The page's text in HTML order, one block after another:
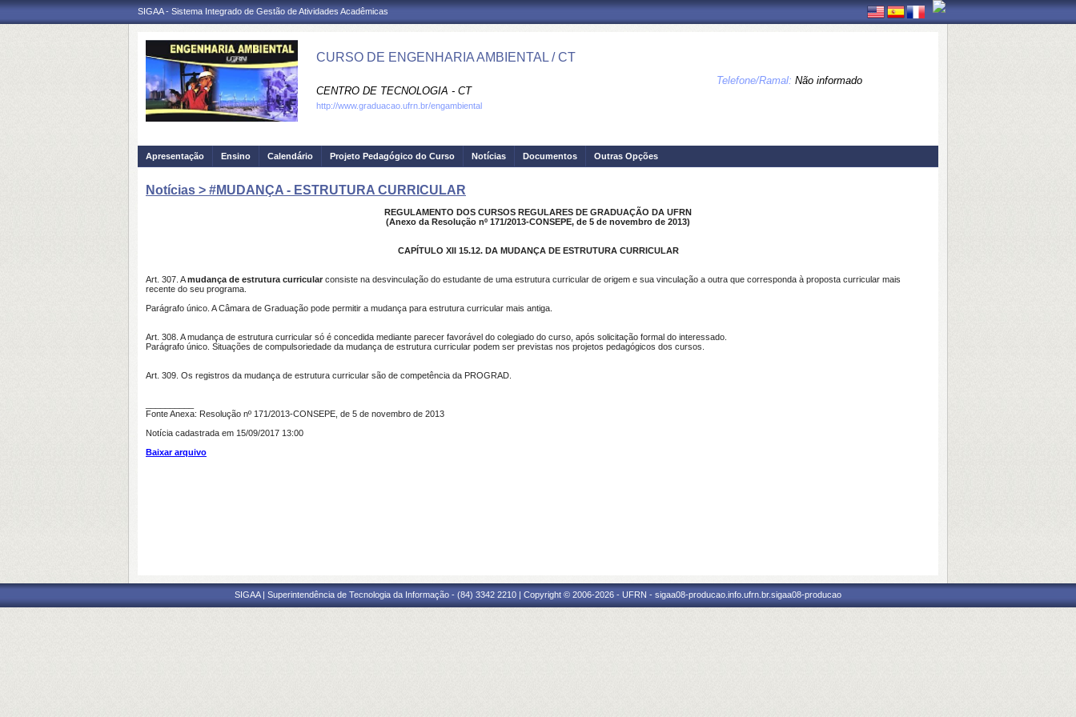
SIGAA - Sistema Integrado de Gestão de Atividades Acadêmicas
CURSO DE ENGENHARIA AMBIENTAL / CT
CENTRO DE TECNOLOGIA - CT
Telefone/Ramal: Não informado
http://www.graduacao.ufrn.br/engambiental
Apresentação Ensino Calendário Projeto Pedagógico do Curso Notícias Documentos Outras Opções
Notícias > #MUDANÇA - ESTRUTURA CURRICULAR
REGULAMENTO DOS CURSOS REGULARES DE GRADUAÇÃO DA UFRN
(Anexo da Resolução nº 171/2013-CONSEPE, de 5 de novembro de 2013)
CAPÍTULO XII 15.12. DA MUDANÇA DE ESTRUTURA CURRICULAR
Art. 307. Amudança de estrutura curricular consiste na desvinculação do estudante de uma estrutura curricular de origem e sua vinculação a outra que corresponda à proposta curricular mais
recente do seu programa.
Parágrafo único. A Câmara de Graduação pode permitir a mudança para estrutura curricular mais antiga.
Art. 308. A mudança de estrutura curricular só é concedida mediante parecer favorável do colegiado do curso, após solicitação formal do interessado.
Parágrafo único. Situações de compulsoriedade da mudança de estrutura curricular podem ser previstas nos projetos pedagógicos dos cursos.
Art. 309. Os registros da mudança de estrutura curricular são de competência da PROGRAD.
Fonte Anexa: Resolução nº 171/2013-CONSEPE, de 5 de novembro de 2013
Notícia cadastrada em 15/09/2017 13:00
Baixar arquivo
SIGAA | Superintendência de Tecnologia da Informação - (84) 3342 2210 | Copyright © 2006-2026 - UFRN - sigaa08-producao.info.ufrn.br.sigaa08-producao